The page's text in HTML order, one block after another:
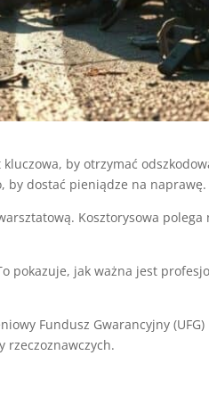
by otrzymać
by dostać pieniądze na naprawę.
Kosztorysowa
pokazuje, jak ważna jest
Fundusz Gwarancyjny